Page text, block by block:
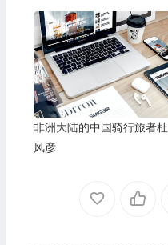
非洲大陆的中国骑行旅者杜
风彦